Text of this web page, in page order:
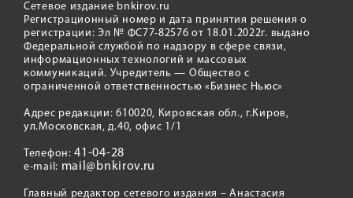
Сетевое издание bnkirov.ru
Регистрационный номер и дата принятия решения о
регистрации: Эл № ФС77-82576 от 18.01.2022г. выдано
Федеральной службой по надзору в сфере связи,
информационных технологий и массовых
коммуникаций. Учредитель — Общество с
ограниченной ответственностью «Бизнес Ньюс»
Адрес редакции: 610020, Кировская обл., г.Киров,
ул.Московская, д.40, офис 1/1
Телефон:41-04-28
e-mail: mail@bnkirov.ru
Главный редактор сетевого издания – Анастасия